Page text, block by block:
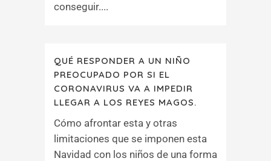
conseguir....
QUÉ RESPONDER A UN NIÑO
PREOCUPADO POR SI EL
CORONAVIRUS VA A IMPEDIR
LLEGAR A LOS REYES MAGOS.
Cómo afrontar esta y otras
limitaciones que se imponen esta
Navidad con los niños de una forma